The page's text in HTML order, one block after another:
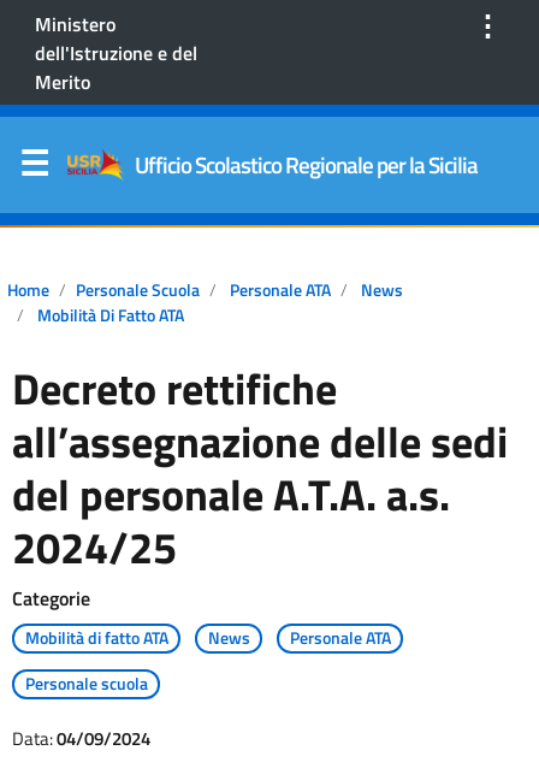
Ministero
dell'Istruzione e del
Merito
⋮
Ufficio Scolastico Regionale per la Sicilia
Home Personale Scuola Personale ATA
News
Mobilità Di Fatto ATA
Decreto rettifiche
all’assegnazione delle sedi
del personale A.T.A. a.s.
2024/25
Categorie
Mobilità di fatto ATA News
Personale ATA
Personale scuola
Data:04/09/2024